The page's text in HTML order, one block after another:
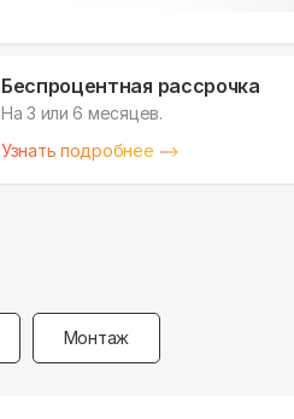
Беспроцентная рассрочка
На 3 или 6 месяцев.
Узнать подробнее
Монтаж